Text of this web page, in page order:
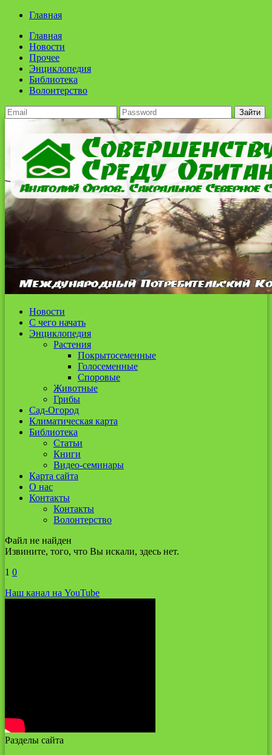
Главная
Главная
Новости
Прочее
Энциклопедия
Библиотека
Волонтерство
Зайти
Новости
С чего начать
Энциклопедия
Растения
Покрытосеменные
Голосеменные
Споровые
Животные
Грибы
Сад-Огород
Климатическая карта
Библиотека
Статьи
Книги
Видео-семинары
Карта сайта
О нас
Контакты
Контакты
Волонтерство
Файл не найден
Извините, того, что Вы искали, здесь нет.
1 0
Наш канал на YouTube
Разделы сайта